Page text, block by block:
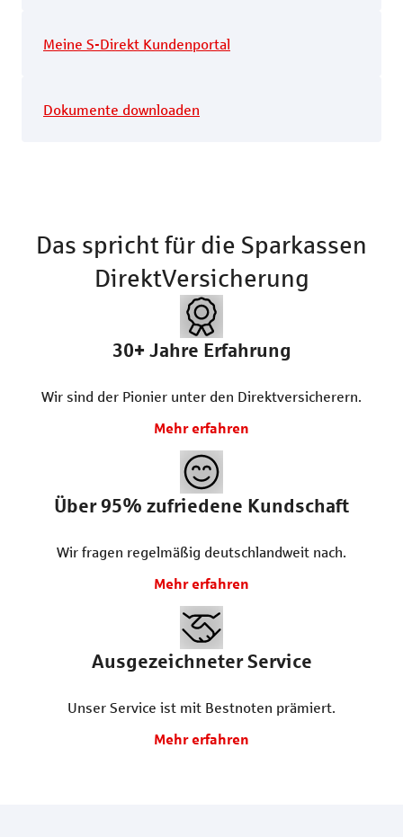
Meine S-Direkt Kundenportal
Dokumente downloaden
Das spricht für die Sparkassen
DirektVersicherung
30+ Jahre Erfahrung
Wir sind der Pionier unter den Direktversicherern.
Mehr erfahren
Über 95% zufriedene Kundschaft
Wir fragen regelmäßig deutschlandweit nach.
Mehr erfahren
Ausgezeichneter Service
Unser Service ist mit Bestnoten prämiert.
Mehr erfahren